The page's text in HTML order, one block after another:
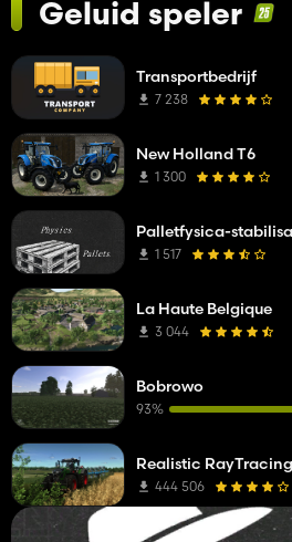
Geluid speler
Transportbedrijf
7 238
New Holland T6
1 300
Palletfysica-
1 517
La Haute Belgique
3 044
Bobrowo
93%
Realistic
444 506